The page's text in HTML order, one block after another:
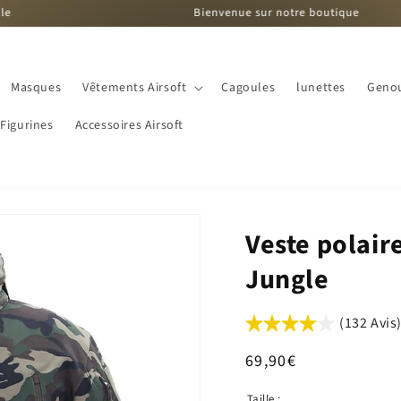
Bienvenue sur notre boutique
Masques Vêtements Airsoft Cagoules lunettes
Figurines Accessoires Airsoft
Veste
Jungle
(132 Avis)
Prix
69,90€